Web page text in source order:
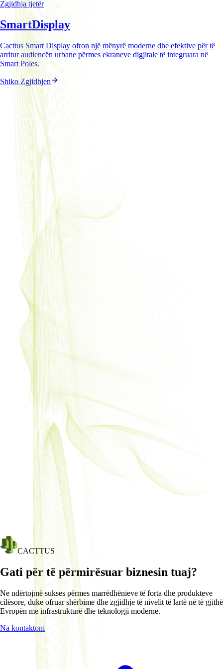
Zgjidhja tjetër
SmartDisplay
Cacttus Smart Display ofron një mënyrë moderne dhe efektive për të
arritur audiencën urbane përmes ekraneve digjitale të integruara në
Smart Poles.
Shiko Zgjidhjen
CACTTUS
Gati për të përmirësuar biznesin tuaj?
Ne ndërtojmë sukses përmes marrëdhënieve të forta dhe produkteve
cilësore, duke ofruar shërbime dhe zgjidhje të nivelit të lartë në të gjithë
Evropën me infrastrukturë dhe teknologji moderne.
Na kontaktoni